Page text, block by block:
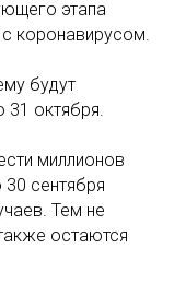
этапа
коронавирусом.
будут
31 октября.
миллионов
сентября
Тем не
остаются